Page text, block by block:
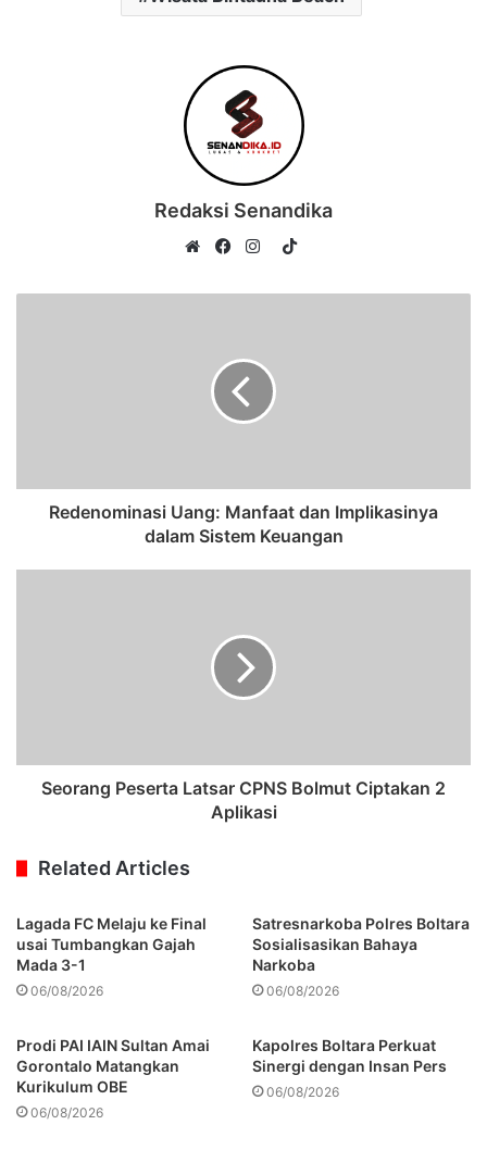
Redaksi Senandika
TikTok
Redenominasi Uang: Manfaat dan Implikasinya
dalam Sistem Keuangan
Seorang Peserta Latsar CPNS Bolmut Ciptakan 2
Aplikasi
Related Articles
Lagada FC Melaju ke Final
usai Tumbangkan Gajah
Mada 3-1
06/08/2026
Satresnarkoba Polres Boltara
Sosialisasikan Bahaya
Narkoba
06/08/2026
Prodi PAI IAIN Sultan Amai
Gorontalo Matangkan
Kurikulum OBE
06/08/2026
Kapolres Boltara Perkuat
Sinergi dengan Insan Pers
06/08/2026